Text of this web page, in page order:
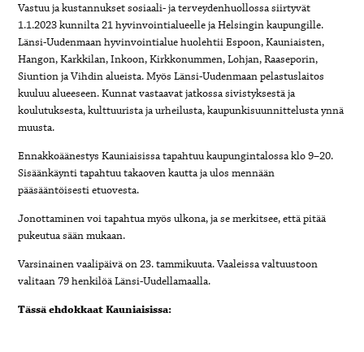
Vastuu ja kustannukset sosiaali- ja terveydenhuollossa siirtyvät
1.1.2023 kunnilta 21 hyvinvointialueelle ja Helsingin kaupungille.
Länsi-Uudenmaan hyvinvointialue huolehtii Espoon, Kauniaisten,
Hangon, Karkkilan, Inkoon, Kirkkonummen, Lohjan, Raaseporin,
Siuntion ja Vihdin alueista. Myös Länsi-Uudenmaan pelastuslaitos
kuuluu alueeseen. Kunnat vastaavat jatkossa sivistyksestä ja
koulutuksesta, kulttuurista ja urheilusta, kaupunkisuunnittelusta ynnä
muusta.
Ennakkoäänestys Kauniaisissa tapahtuu kaupungintalossa klo 9–20.
Sisäänkäynti tapahtuu takaoven kautta ja ulos mennään
pääsääntöisesti etuovesta.
Jonottaminen voi tapahtua myös ulkona, ja se merkitsee, että pitää
pukeutua sään mukaan.
Varsinainen vaalipäivä on 23. tammikuuta. Vaaleissa valtuustoon
valitaan 79 henkilöä Länsi-Uudellamaalla.
Tässä ehdokkaat Kauniaisissa: